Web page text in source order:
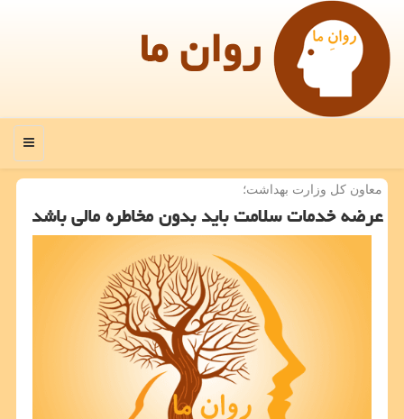
روان ما
منو
معاون كل وزارت بهداشت؛
عرضه خدمات سلامت باید بدون مخاطره مالی باشد